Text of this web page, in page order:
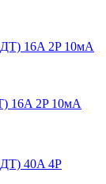
16A 2P 10мА